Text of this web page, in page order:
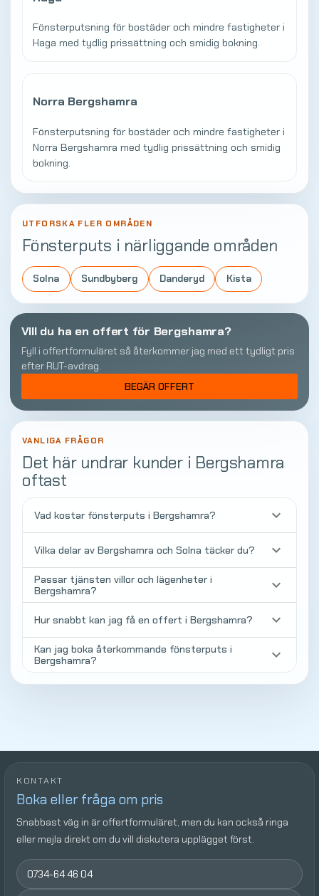
Fönsterputsning för bostäder och mindre fastigheter i
Haga med tydlig prissättning och smidig bokning.
Norra Bergshamra
Fönsterputsning för bostäder och mindre fastigheter i
Norra Bergshamra med tydlig prissättning och smidig
bokning.
UTFORSKA FLER OMRÅDEN
Fönsterputs i närliggande områden
Solna Sundbyberg Danderyd Kista
Vill du ha en offert för Bergshamra?
Fyll i offertformuläret så återkommer jag med ett tydligt pris
efter RUT-avdrag.
BEGÄR OFFERT
VANLIGA FRÅGOR
Det här undrar kunder i Bergshamra
oftast
Vad kostar fönsterputs i Bergshamra? keyboard_arrow_down
Vilka delar av Bergshamra och Solna täcker du? keyboard_arrow_down
Passar tjänsten villor och lägenheter i
Bergshamra?
keyboard_arrow_down
Hur snabbt kan jag få en offert i Bergshamra? keyboard_arrow_down
Kan jag boka återkommande fönsterputs i
Bergshamra?
keyboard_arrow_down
KONTAKT
Boka eller fråga om pris
Snabbast väg in är offertformuläret, men du kan också ringa
eller mejla direkt om du vill diskutera upplägget först.
0734-64 46 04